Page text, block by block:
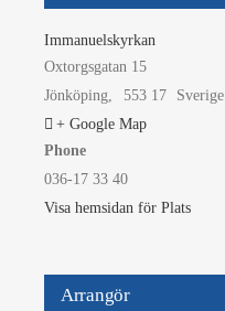
Immanuelskyrkan
Oxtorgsgatan 15
Jönköping, 553 17
Sverige
+ Google Map
Phone
036-17 33 40
Visa hemsidan för Plats
Arrangör